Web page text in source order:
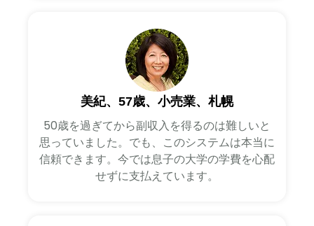
美紀、57歳、小売業、札幌
50歳を過ぎてから副収入を得るのは難しいと
思っていました。でも、このシステムは本当に
信頼できます。今では息子の大学の学費を心配
せずに支払えています。